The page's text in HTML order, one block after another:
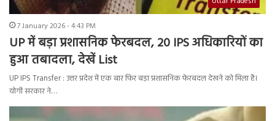
7 January 2026 - 4:43 PM
UP में बड़ा प्रशासनिक फेरबदल, 20 IPS अधिकारियों का
हुआ तबादला, देखें List
UP IPS Transfer : उत्तर प्रदेश में एक बार फिर बड़ा प्रशासनिक फेरबदल देखने को मिला है।
योगी सरकार ने…